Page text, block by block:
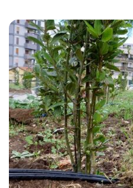
4539 VIEWS